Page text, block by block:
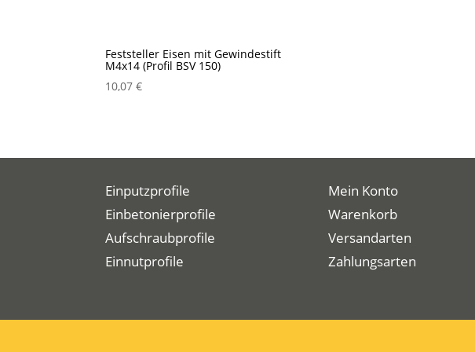
Feststeller Eisen mit Gewindestift
M4x14 (Profil BSV 150)
10,07€
Einputzprofile
Einbetonierprofile
Aufschraubprofile
Einnutprofile
Mein Konto
Warenkorb
Versandarten
Zahlungsarten